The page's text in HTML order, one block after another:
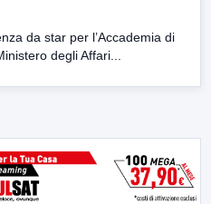
da star per l’Accademia di
degli Affari...